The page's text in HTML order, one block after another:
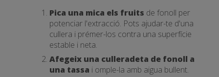
Pica una mica els fruits de fonoll per
potenciar l'extracció. Pots ajudar-te d'una
cullera i prémer-los contra una superfície
estable i neta.
Afegeix una culleradeta de fonoll a
una tassa i omple-la amb aigua bullent.